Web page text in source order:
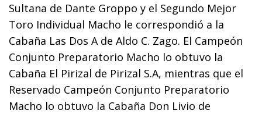
Sultana de Dante Groppo y el Segundo Mejor
Toro Individual Macho le correspondió a la
Cabaña Las Dos A de Aldo C. Zago. El Campeón
Conjunto Preparatorio Macho lo obtuvo la
Cabaña El Pirizal de Pirizal S.A, mientras que el
Reservado Campeón Conjunto Preparatorio
Macho lo obtuvo la Cabaña Don Livio de